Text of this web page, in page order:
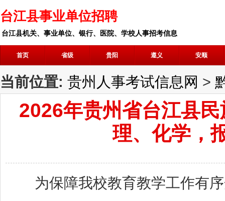
台江县事业单位招聘
台江县机关、事业单位、银行、医院、学校人事招考信息
首页 省级 贵阳 遵义 安顺
当前位置: 贵州人事考试信息网 >
2026年贵州省台江县
理、化学，
为保障我校教育教学工作有序